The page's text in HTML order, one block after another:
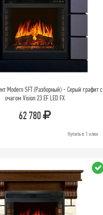
Modern SFT (Разборный) - Серый графит с
очагом Vision 23 EF LED FX
62 780
Купить в 1 клик